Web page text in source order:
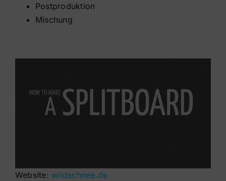
Postproduktion
Mischung
Website: wildschnee.de